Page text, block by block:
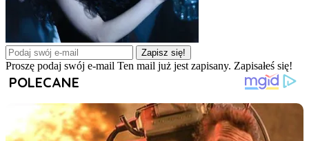
Zapisz się!
Proszę podaj swój e-mail Ten mail już jest zapisany. Zapisałeś się!